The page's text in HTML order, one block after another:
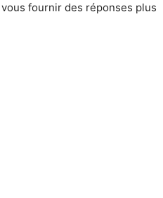
fournir des réponses plus